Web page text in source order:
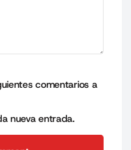
comentarios a
nueva entrada.